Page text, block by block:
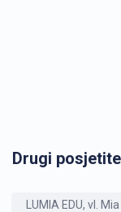
Drugi
LUMIA EDU, vl.